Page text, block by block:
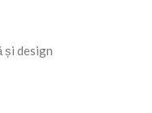
și design